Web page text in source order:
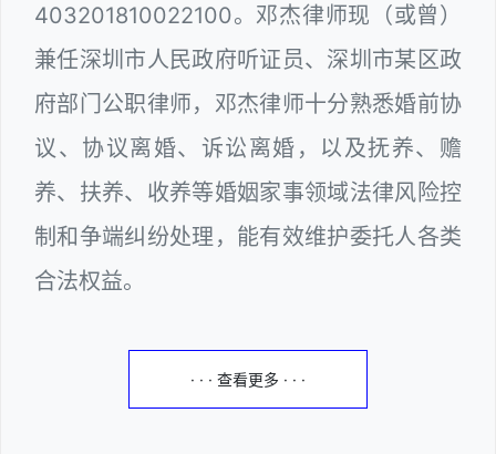
403201810022100。邓杰律师现（或曾）
兼任深圳市人民政府听证员、深圳市某区政
府部门公职律师，邓杰律师十分熟悉婚前协
议、协议离婚、诉讼离婚，以及抚养、赡
养、扶养、收养等婚姻家事领域法律风险控
制和争端纠纷处理，能有效维护委托人各类
合法权益。
· · · 查看更多 · · ·